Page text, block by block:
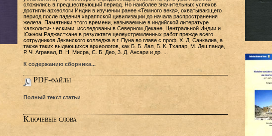
сложились в предшествующий период. Но наиболее значительных успехов
достигли археологи Индии в изучении ранее «Темного века», охватывающего
период после падения хараппской цивилизации до начала распространения
железа. Памятники этого времени, называемые в индийской литературе
халколити- ческими, исследованы в Северном Декане, Центральной Индии и
Южном Раджастхане в результате целеустремленных работ прежде всего
сотрудников Деканского колледжа в г. Пуна во главе с проф. X. Д. Санкалиа, а
также таких выдающихся археологов, как Б. Б. Лал, Б. К. Тхапар, М. Дешпанде,
Р. Ч. Агравал, В. Н. Мисра, С. Б. Део, 3. Д. Ансари и др. ...
К содержанию сборника...
PDF-файлы
Полный текст статьи
Ключевые слова